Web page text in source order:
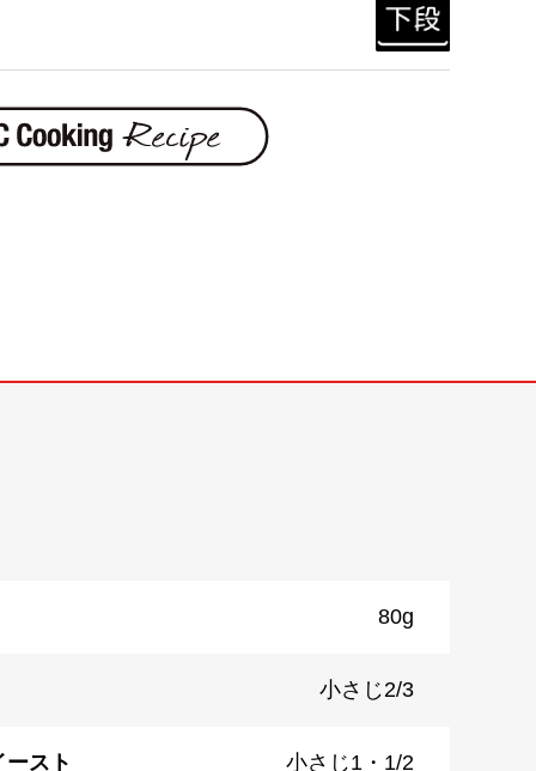
80g
小さじ2/3
スト 小さじ1・1/2